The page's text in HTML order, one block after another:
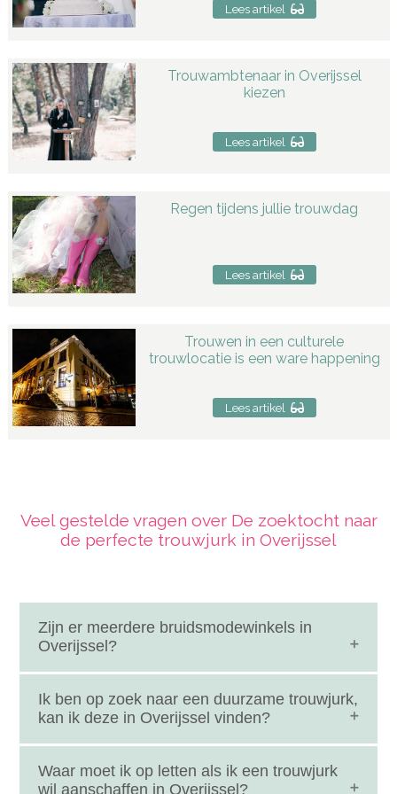
Lees artikel
Trouwambtenaar in Overijssel
kiezen
Lees artikel
Regen tijdens jullie trouwdag
Lees artikel
Trouwen in een culturele
trouwlocatie is een ware happening
Lees artikel
Veel gestelde vragen over De zoektocht naar
de perfecte trouwjurk in Overijssel
Zijn er meerdere bruidsmodewinkels in
Overijssel?
Er zijn meerdere bruidsmodewinkels in de
provincie Overijssel. In steden als Zwolle,
bruidsmode winkels die gespecialiseerd zijn in
Ik ben op zoek naar een duurzame trouwjurk,
kan ik deze in Overijssel vinden?
Steeds meer bruiden kiezen tegenwoordig voor
een duurzame trouwjurk. In Overijssel wordt er
Waar moet ik op letten als ik een trouwjurk
wil aanschaffen in Overijssel?